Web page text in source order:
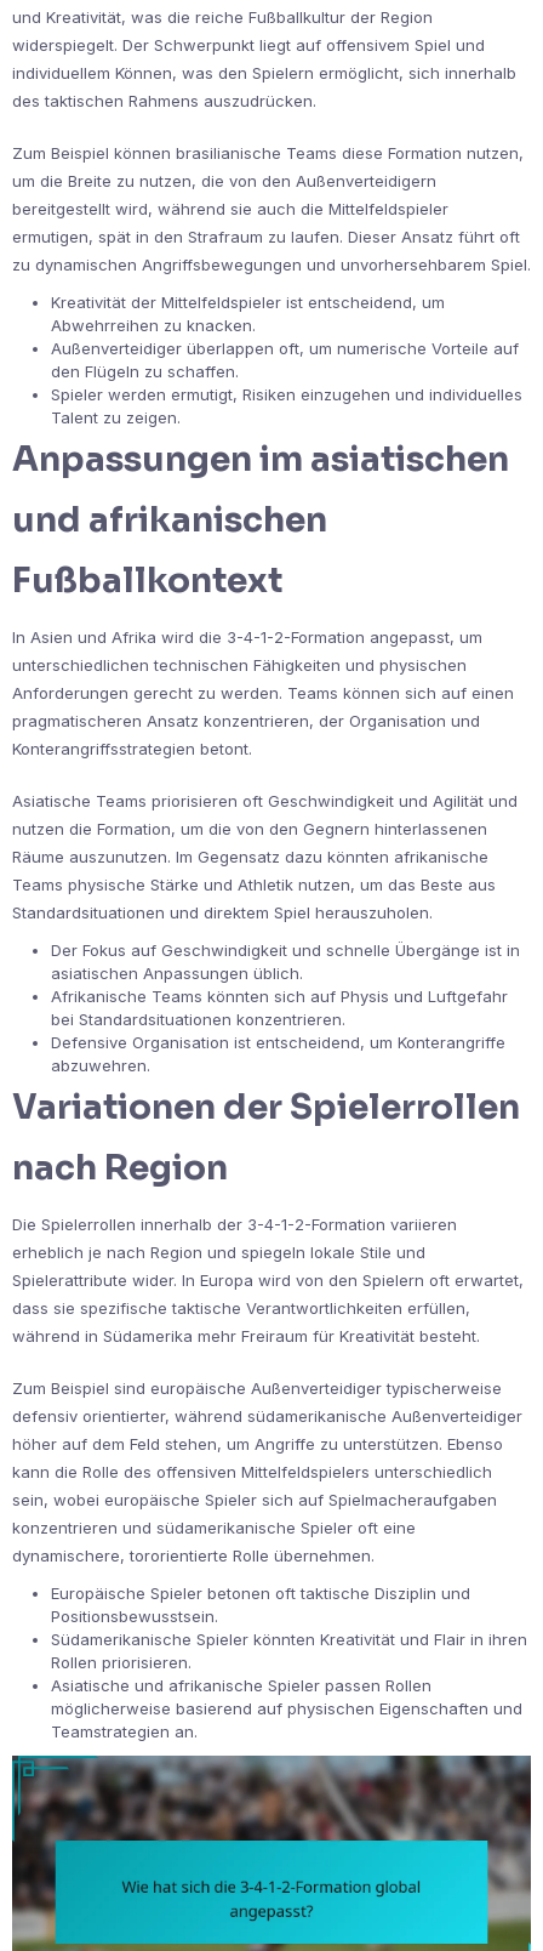
und Kreativität, was die reiche Fußballkultur der Region
widerspiegelt. Der Schwerpunkt liegt auf offensivem Spiel und
individuellem Können, was den Spielern ermöglicht, sich innerhalb
des taktischen Rahmens auszudrücken.
Zum Beispiel können brasilianische Teams diese Formation nutzen,
um die Breite zu nutzen, die von den Außenverteidigern
bereitgestellt wird, während sie auch die Mittelfeldspieler
ermutigen, spät in den Strafraum zu laufen. Dieser Ansatz führt oft
zu dynamischen Angriffsbewegungen und unvorhersehbarem Spiel.
Kreativität der Mittelfeldspieler ist entscheidend, um
Abwehrreihen zu knacken.
Außenverteidiger überlappen oft, um numerische Vorteile auf
den Flügeln zu schaffen.
Spieler werden ermutigt, Risiken einzugehen und individuelles
Talent zu zeigen.
Anpassungen im asiatischen
und afrikanischen
Fußballkontext
In Asien und Afrika wird die 3-4-1-2-Formation angepasst, um
unterschiedlichen technischen Fähigkeiten und physischen
Anforderungen gerecht zu werden. Teams können sich auf einen
pragmatischeren Ansatz konzentrieren, der Organisation und
Konterangriffsstrategien betont.
Asiatische Teams priorisieren oft Geschwindigkeit und Agilität und
nutzen die Formation, um die von den Gegnern hinterlassenen
Räume auszunutzen. Im Gegensatz dazu könnten afrikanische
Teams physische Stärke und Athletik nutzen, um das Beste aus
Standardsituationen und direktem Spiel herauszuholen.
Der Fokus auf Geschwindigkeit und schnelle Übergänge ist in
asiatischen Anpassungen üblich.
Afrikanische Teams könnten sich auf Physis und Luftgefahr
bei Standardsituationen konzentrieren.
Defensive Organisation ist entscheidend, um Konterangriffe
abzuwehren.
Variationen der Spielerrollen
nach Region
Die Spielerrollen innerhalb der 3-4-1-2-Formation variieren
erheblich je nach Region und spiegeln lokale Stile und
Spielerattribute wider. In Europa wird von den Spielern oft erwartet,
dass sie spezifische taktische Verantwortlichkeiten erfüllen,
während in Südamerika mehr Freiraum für Kreativität besteht.
Zum Beispiel sind europäische Außenverteidiger typischerweise
defensiv orientierter, während südamerikanische Außenverteidiger
höher auf dem Feld stehen, um Angriffe zu unterstützen. Ebenso
kann die Rolle des offensiven Mittelfeldspielers unterschiedlich
sein, wobei europäische Spieler sich auf Spielmacheraufgaben
konzentrieren und südamerikanische Spieler oft eine
dynamischere, tororientierte Rolle übernehmen.
Europäische Spieler betonen oft taktische Disziplin und
Positionsbewusstsein.
Südamerikanische Spieler könnten Kreativität und Flair in ihren
Rollen priorisieren.
Asiatische und afrikanische Spieler passen Rollen
möglicherweise basierend auf physischen Eigenschaften und
Teamstrategien an.